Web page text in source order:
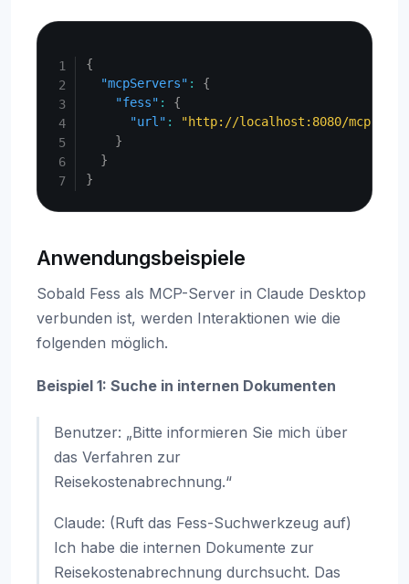
{
"mcpServers" :
{
"fess" :
{
"url" :
"http://localhost:8080/mcp"
}
}
}
Anwendungsbeispiele
Sobald Fess als MCP-Server in Claude Desktop
verbunden ist, werden Interaktionen wie die
folgenden möglich.
Beispiel 1: Suche in internen Dokumenten
Benutzer: „Bitte informieren Sie mich über
das Verfahren zur
Reisekostenabrechnung.“
Claude: (Ruft das Fess-Suchwerkzeug auf)
Ich habe die internen Dokumente zur
Reisekostenabrechnung durchsucht. Das